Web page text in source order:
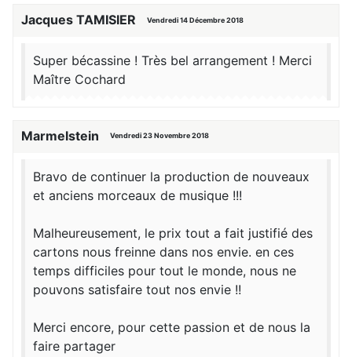
Jacques TAMISIER Vendredi 14 Décembre 2018
Super bécassine ! Très bel arrangement ! Merci
Maître Cochard
Marmelstein Vendredi 23 Novembre 2018
Bravo de continuer la production de nouveaux
et anciens morceaux de musique !!!
Malheureusement, le prix tout a fait justifié des
cartons nous freinne dans nos envie. en ces
temps difficiles pour tout le monde, nous ne
pouvons satisfaire tout nos envie !!
Merci encore, pour cette passion et de nous la
faire partager